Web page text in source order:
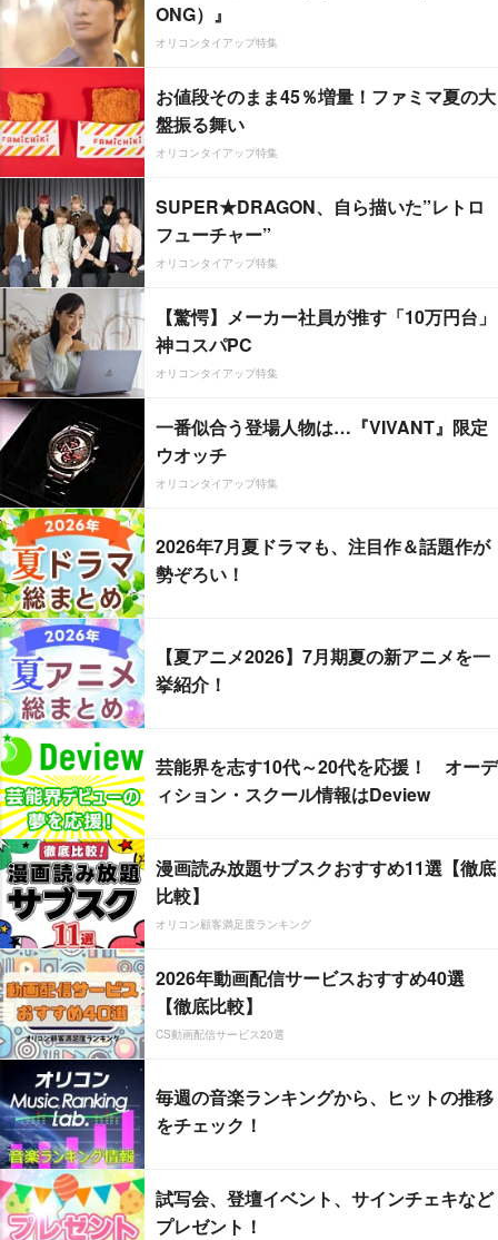
ONG）』
オリコンタイアップ特集
お値段そのまま45％増量！ファミマ夏の大
盤振る舞い
オリコンタイアップ特集
SUPER★DRAGON、自ら描いた”レトロ
フューチャー”
オリコンタイアップ特集
【驚愕】メーカー社員が推す「10万円台」
神コスパPC
オリコンタイアップ特集
一番似合う登場人物は…『VIVANT』限定
ウオッチ
オリコンタイアップ特集
2026年7月夏ドラマも、注目作＆話題作が
勢ぞろい！
【夏アニメ2026】7月期夏の新アニメを一
挙紹介！
芸能界を志す10代～20代を応援！ オーデ
ィション・スクール情報はDeview
漫画読み放題サブスクおすすめ11選【徹底
比較】
オリコン顧客満足度ランキング
2026年動画配信サービスおすすめ40選
【徹底比較】
CS動画配信サービス20選
毎週の音楽ランキングから、ヒットの推移
をチェック！
試写会、登壇イベント、サインチェキなど
プレゼント！